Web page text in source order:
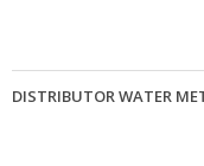
DISTRIBUTOR WATER